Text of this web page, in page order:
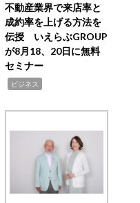
不動産業界で来店率と
成約率を上げる方法を
伝授 いえらぶGROUP
が8月18、20日に無料
セミナー
ビジネス